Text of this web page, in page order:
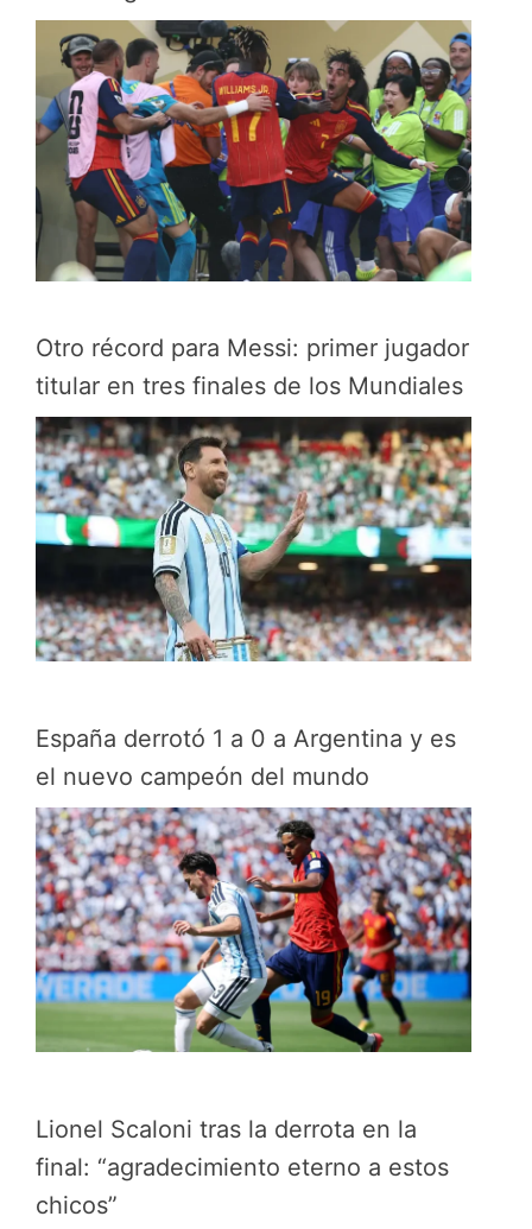
Otro récord para Messi: primer jugador
titular en tres finales de los Mundiales
España derrotó 1 a 0 a Argentina y es
el nuevo campeón del mundo
Lionel Scaloni tras la derrota en la
final: “agradecimiento eterno a estos
chicos”